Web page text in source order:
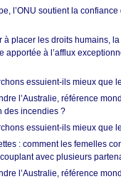
l’ONU soutient la
à placer les droits humains,
apportée à l’afflux
essuient-ils mieux que
l’Australie, référence
des incendies ?
essuient-ils mieux que
: comment les femelles
avec plusieurs
l’Australie, référence